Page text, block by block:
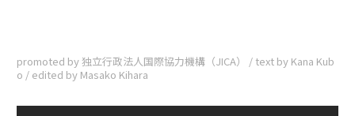
promoted by 独立行政法人国際協力機構（JICA） / text by Kana Kub
o / edited by Masako Kihara